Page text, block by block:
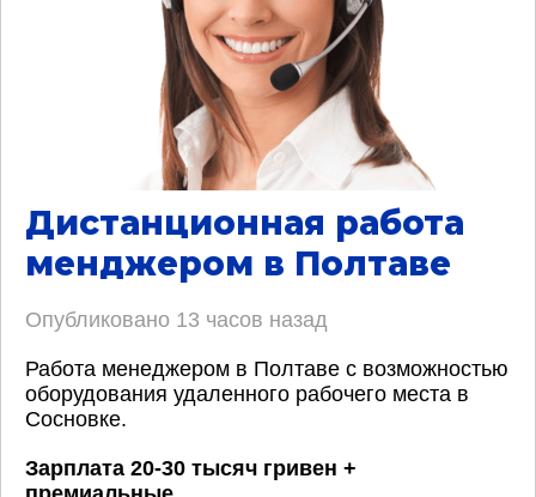
Дистанционная работа
менджером в Полтаве
Опубликовано 13 часов назад
Работа менеджером в Полтаве с возможностью
оборудования удаленного рабочего места в
Сосновке.
Зарплата 20-30 тысяч гривен +